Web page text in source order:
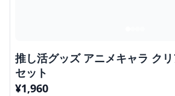
推し活グッズ アニメキャラ ク
セット
¥1,960